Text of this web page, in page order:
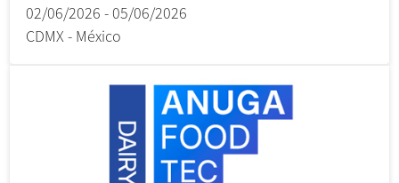
02/06/2026 - 05/06/2026
CDMX - México